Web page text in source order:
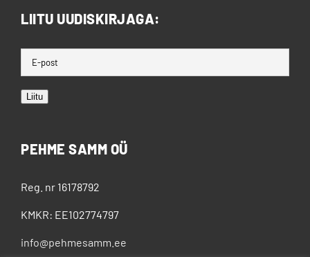
LIITU UUDISKIRJAGA:
Liitu
PEHME SAMM OÜ
Reg. nr 16178792
KMKR: EE102774797
info@pehmesamm.ee